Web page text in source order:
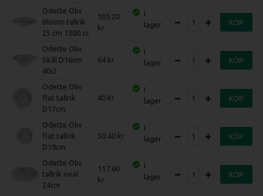
Odette Oliv
Bloom tallrik
25 cm 1300 cc
103.20
I
lager
KÖP
Odette Oliv
Skål D16cm
40cl
64
I
lager
KÖP
Odette Oliv
flat tallrik
D17cm
40
I
lager
KÖP
Odette Oliv
flat tallrik
D19cm
50.40
I
lager
KÖP
Odette Oliv
tallrik oval
24cm
117.60
I
lager
KÖP